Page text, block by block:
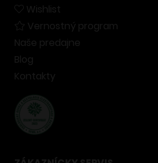
Wishlist
Vernostný program
Naše predajne
Blog
Kontakty